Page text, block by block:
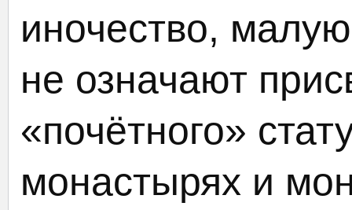
иночество,
не означают
«почётного»
монастырях и